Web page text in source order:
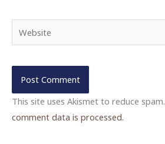
Website
This site uses Akismet to reduce spam.
comment data is processed.